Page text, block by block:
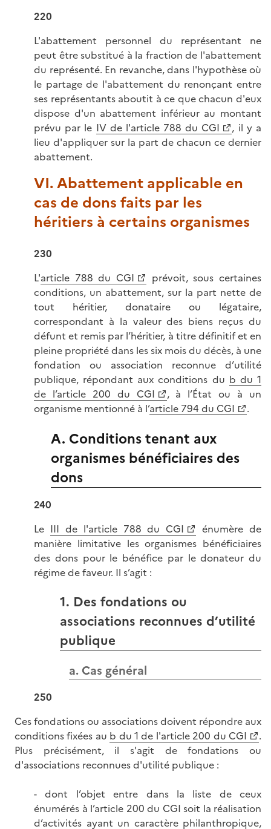
220
L'abattement personnel du représentant ne
peut être substitué à la fraction de l'abattement
du représenté. En revanche, dans l'hypothèse où
le partage de l'abattement du renonçant entre
ses représentants aboutit à ce que chacun d'eux
dispose d'un abattement inférieur au montant
prévu par le IV de l'article 788 du CGI
, il y a
lieu d'appliquer sur la part de chacun ce dernier
abattement.
VI. Abattement applicable en
cas de dons faits par les
héritiers à certains organismes
230
L'article 788 du CGI
prévoit, sous certaines
conditions, un abattement, sur la part nette de
tout héritier, donataire ou légataire,
correspondant à la valeur des biens reçus du
défunt et remis par l’héritier, à titre définitif et en
pleine propriété dans les six mois du décès, à une
fondation ou association reconnue d’utilité
publique, répondant aux conditions du b du 1
de l’article 200 du CGI
, à l’État ou à un
organisme mentionné à l’article 794 du CGI .
A. Conditions tenant aux
organismes bénéficiaires des
dons
240
Le III de l'article 788 du CGI
énumère de
manière limitative les organismes bénéficiaires
des dons pour le bénéfice par le donateur du
régime de faveur. Il s’agit :
1. Des fondations ou
associations reconnues d’utilité
publique
a. Cas général
250
Ces fondations ou associations doivent répondre aux
conditions fixées au b du 1 de l'article 200 du CGI
.
Plus précisément, il s'agit de fondations ou
d'associations reconnues d'utilité publique :
- dont l’objet entre dans la liste de ceux
énumérés à l’article 200 du CGI soit la réalisation
d’activités ayant un caractère philanthropique,